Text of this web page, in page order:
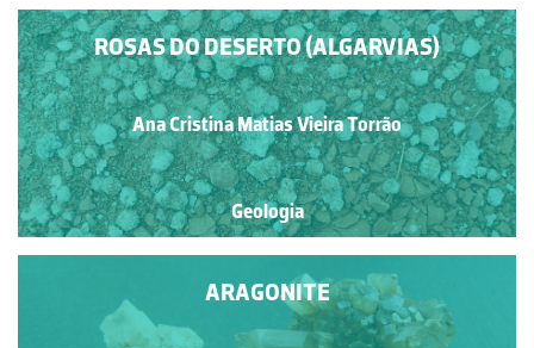
ROSAS DO DESERTO (ALGARVIAS)
Ana Cristina Matias Vieira Torrão
Geologia
ARAGONITE